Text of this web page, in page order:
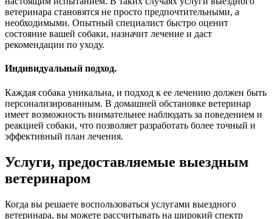
ветеринара становятся не просто предпочтительными, а
необходимыми. Опытный специалист быстро оценит
состояние вашей собаки, назначит лечение и даст
рекомендации по уходу.
Индивидуальный подход.
Каждая собака уникальна, и подход к ее лечению должен быть
персонализированным. В домашней обстановке ветеринар
имеет возможность внимательнее наблюдать за поведением и
реакцией собаки, что позволяет разработать более точный и
эффективный план лечения.
Услуги, предоставляемые выездным
ветеринаром
Когда вы решаете воспользоваться услугами выездного
ветеринара, вы можете рассчитывать на широкий спектр